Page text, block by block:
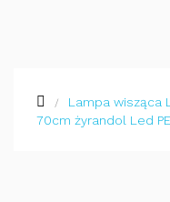
Lampa wisząca
70cm żyrandol Led